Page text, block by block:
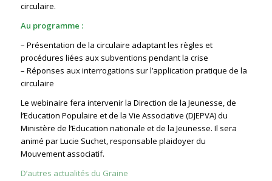
circulaire.
Au programme :
– Présentation de la circulaire adaptant les règles et
procédures liées aux subventions pendant la crise
– Réponses aux interrogations sur l’application pratique de la
circulaire
Le webinaire fera intervenir la Direction de la Jeunesse, de
l’Education Populaire et de la Vie Associative (DJEPVA) du
Ministère de l’Education nationale et de la Jeunesse. Il sera
animé par Lucie Suchet, responsable plaidoyer du
Mouvement associatif.
D’autres actualités du Graine